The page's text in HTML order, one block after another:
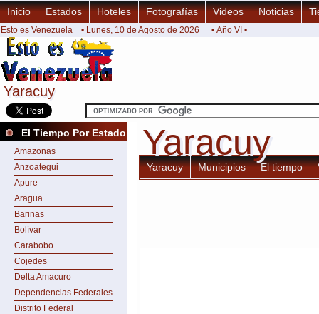
Yaracuy
Yaracuy
Inicio Estados Hoteles Fotografías Videos Noticias
Esto es Venezuela • Lunes, 10 de Agosto de 2026 • Año VI •
El Tiempo Por Estado
Amazonas
Anzoategui
Apure
Aragua
Barinas
Bolívar
Carabobo
Cojedes
Delta Amacuro
Dependencias Federales
Distrito Federal
Yaracuy
Yaracuy
Yaracuy Municipios El tiempo